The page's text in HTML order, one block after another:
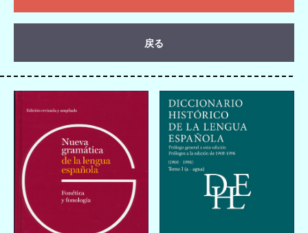
戻る